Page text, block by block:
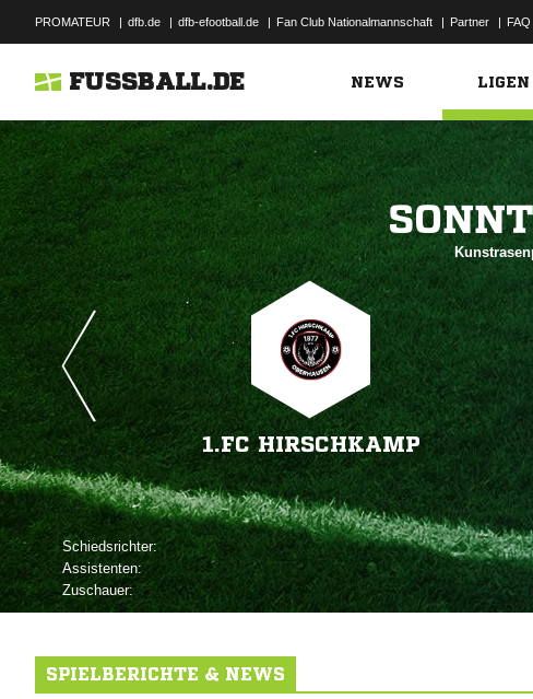
PROMATEUR | dfb.de | dfb-efootball.de | Fan Club Nationalmannschaft | Partner |
FUSSBALL.DE NEWS LIGEN
1.FC HIRSCHKAMP
Schiedsrichter:
Assistenten:
Zuschauer:
SPIELBERICHTE & NEWS